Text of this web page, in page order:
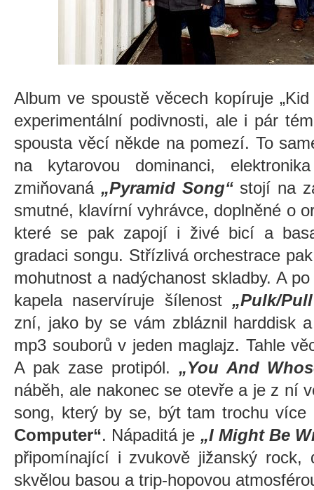
Album ve spoustě věcech kopíruje
experimentální podivnosti, ale i pár
spousta věcí někde na pomezí. To
na kytarovou dominanci,
zmiňovaná „Pyramid Song“stojí na
smutné, klavírní vyhrávce, doplněné o
které se pak zapojí i živé bicí a
gradaci songu. Střízlivá orchestrace
mohutnost a nadýchanost skladby. A
kapela naservíruje šílenost „Pulk/
zní, jako by se vám zbláznil harddisk
mp3 souborů v jeden maglajz. Tahle
A pak zase protipól. „You And
náběh, ale nakonec se otevře a je z ní
song, který by se, být tam trochu
Computer“. Nápaditá je „I Might Be
připomínající i zvukově jižanský rock,
skvělou basou a trip-hopovou